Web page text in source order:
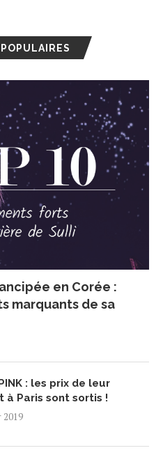
en Corée :
marquants de sa
: les prix de leur
à Paris sont sortis !
2019